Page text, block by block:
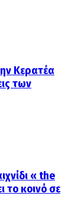
Κερατέα
των
« the
το κοινό σε